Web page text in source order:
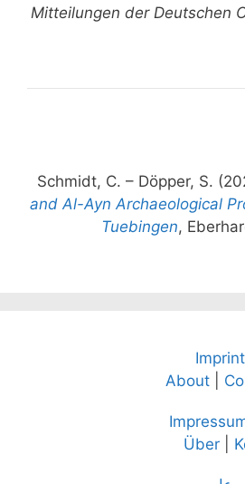
Mitteilungen der Deutschen
Schmidt, C. – Döpper, S.
and Al-Ayn Archaeological
Tuebingen,
Imprint
About
Über